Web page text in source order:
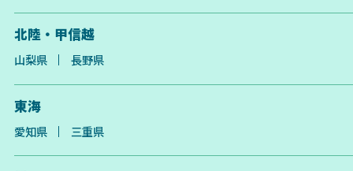
北陸・甲信越
山梨県 長野県
東海
愛知県 三重県